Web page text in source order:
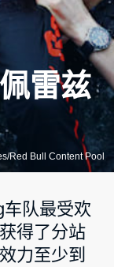
Red Bull Content Pool
雷兹
队最受欢
得了分站
力至少到